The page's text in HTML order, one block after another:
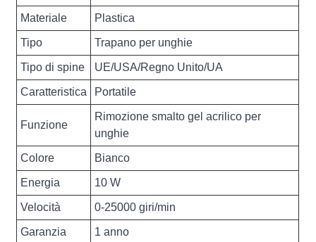
Materiale Plastica
Tipo Trapano per unghie
Tipo di spine UE/USA/Regno Unito/UA
Caratteristica Portatile
Funzione
Rimozione smalto gel acrilico per
unghie
Colore Bianco
Energia 10 W
Velocità 0-25000 giri/min
Garanzia 1 anno